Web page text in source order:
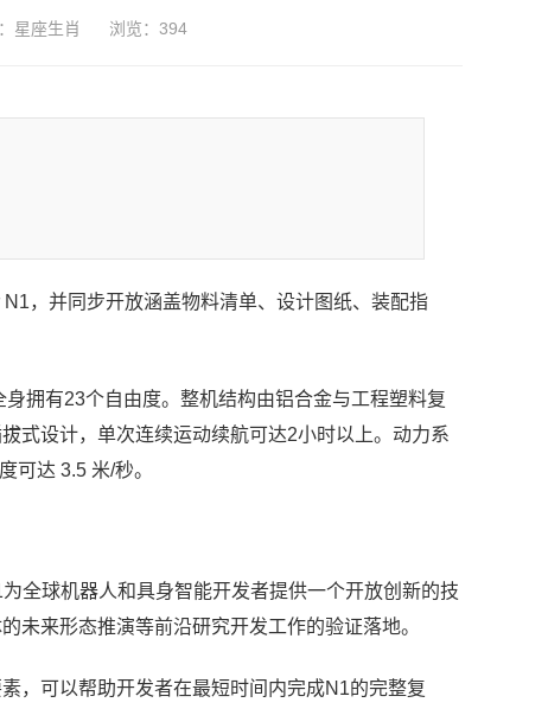
星座生肖 浏览：394
，并同步开放涵盖物料清单、设计图纸、装配指
拥有23个自由度。整机结构由铝合金与工程塑料复
式设计，单次连续运动续航可达2小时以上。动力系
可达 3.5 米/秒。
为全球机器人和具身智能开发者提供一个开放创新的技
未来形态推演等前沿研究开发工作的验证落地。
， 可以帮助开发者在最短时间内完成N1的完整复